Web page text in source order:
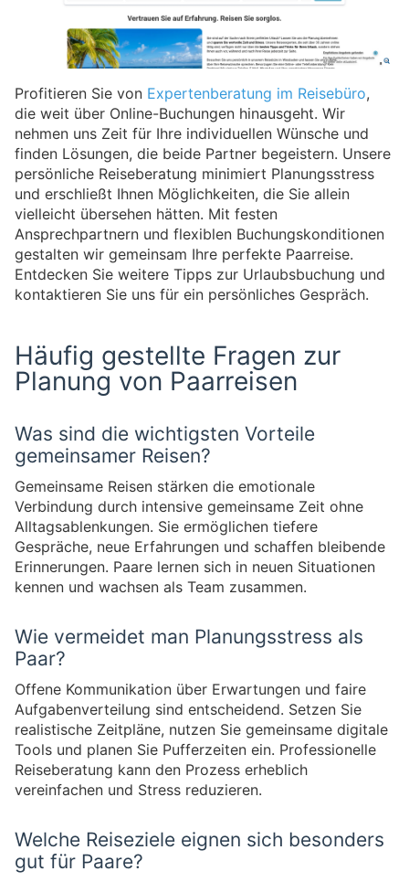
Profitieren Sie von Expertenberatung im Reisebüro,
die weit über Online-Buchungen hinausgeht. Wir
nehmen uns Zeit für Ihre individuellen Wünsche und
finden Lösungen, die beide Partner begeistern. Unsere
persönliche Reiseberatung minimiert Planungsstress
und erschließt Ihnen Möglichkeiten, die Sie allein
vielleicht übersehen hätten. Mit festen
Ansprechpartnern und flexiblen Buchungskonditionen
gestalten wir gemeinsam Ihre perfekte Paarreise.
Entdecken Sie weitere Tipps zur Urlaubsbuchung und
kontaktieren Sie uns für ein persönliches Gespräch.
Häufig gestellte Fragen zur
Planung von Paarreisen
Was sind die wichtigsten Vorteile
gemeinsamer Reisen?
Gemeinsame Reisen stärken die emotionale
Verbindung durch intensive gemeinsame Zeit ohne
Alltagsablenkungen. Sie ermöglichen tiefere
Gespräche, neue Erfahrungen und schaffen bleibende
Erinnerungen. Paare lernen sich in neuen Situationen
kennen und wachsen als Team zusammen.
Wie vermeidet man Planungsstress als
Paar?
Offene Kommunikation über Erwartungen und faire
Aufgabenverteilung sind entscheidend. Setzen Sie
realistische Zeitpläne, nutzen Sie gemeinsame digitale
Tools und planen Sie Pufferzeiten ein. Professionelle
Reiseberatung kann den Prozess erheblich
vereinfachen und Stress reduzieren.
Welche Reiseziele eignen sich besonders
gut für Paare?